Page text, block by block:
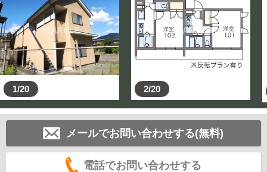
1/20 2/20
メールでお問い合わせする(無料)
電話でお問い合わせする